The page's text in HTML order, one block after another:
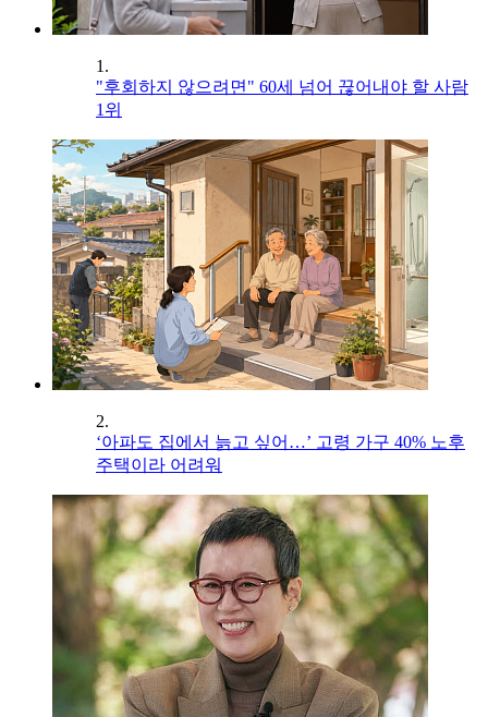
1.
"후회하지 않으려면" 60세 넘어 끊어내야 할 사람
1위
2.
‘아파도 집에서 늙고 싶어…’ 고령 가구 40% 노후
주택이라 어려워